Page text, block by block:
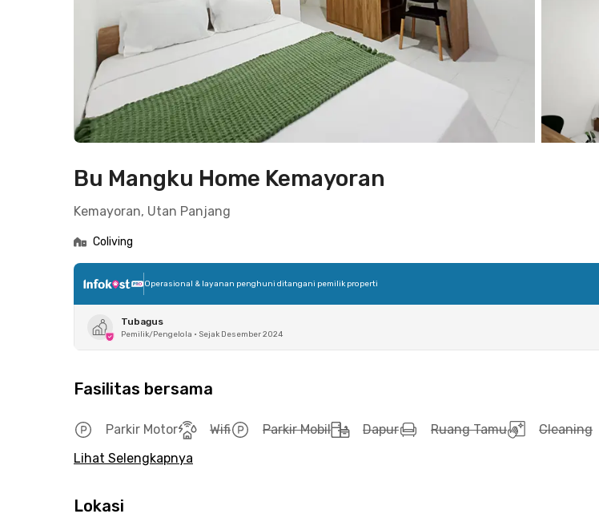
Bu Mangku Home Kemayoran
Kemayoran, Utan Panjang
Coliving
Operasional & layanan penghuni ditangani pemilik properti
Tubagus
Pemilik/Pengelola • Sejak Desember 2024
Fasilitas bersama
Parkir Motor Wifi Parkir Mobil Dapur Ruang Tamu
Cleaning
Lihat Selengkapnya
Lokasi